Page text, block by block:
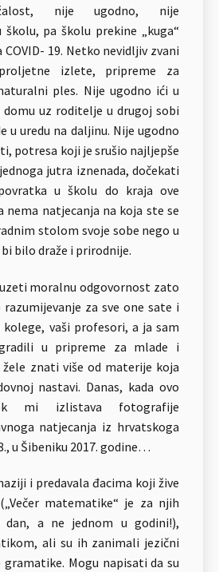
nije ugodno, nije
pa školu prekine „kuga“
COVID- 19. Netko nevidljiv zvani
izlete, pripreme za
ples. Nije ugodno ići u
uz roditelje u drugoj sobi
u uredu na daljinu. Nije ugodno
potresa koji je srušio najljepše
jutra iznenada, dočekati
u školu do kraja ove
nema natjecanja na koja ste se
stolom svoje sobe nego u
bilo draže i prirodnije.
moralnu odgovornost zato
za sve one sate i
vaši profesori, a ja sam
u pripreme za mlade i
znati više od materije koja
nastavi. Danas, kada ovo
mi izlistava fotografije
natjecanja iz hrvatskoga
u Šibeniku 2017. godine…
i predavala đacima koji žive
matematike“ je za njih
a ne jednom u godini!),
ali su ih zanimali jezični
gramatike. Mogu napisati da su